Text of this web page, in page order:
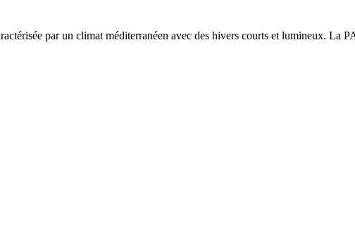
par un climat méditerranéen avec des hivers courts et lumineux. La